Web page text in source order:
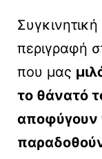
περιγραφή
που μας
το θάνατό
αποφύγουν